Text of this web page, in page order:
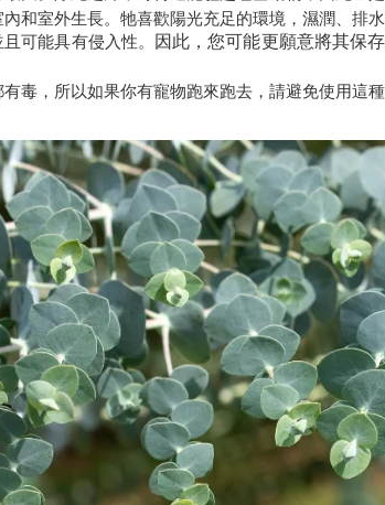
和室外生長。牠喜歡陽光充足的環境，濕潤、排
可能具有侵入性。
因此，您可能更願意將其保
毒，所以如果你有寵物跑來跑去，請避免使用這種